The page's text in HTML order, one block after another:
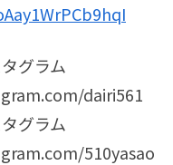
グラム
dairi561
グラム
510yasao